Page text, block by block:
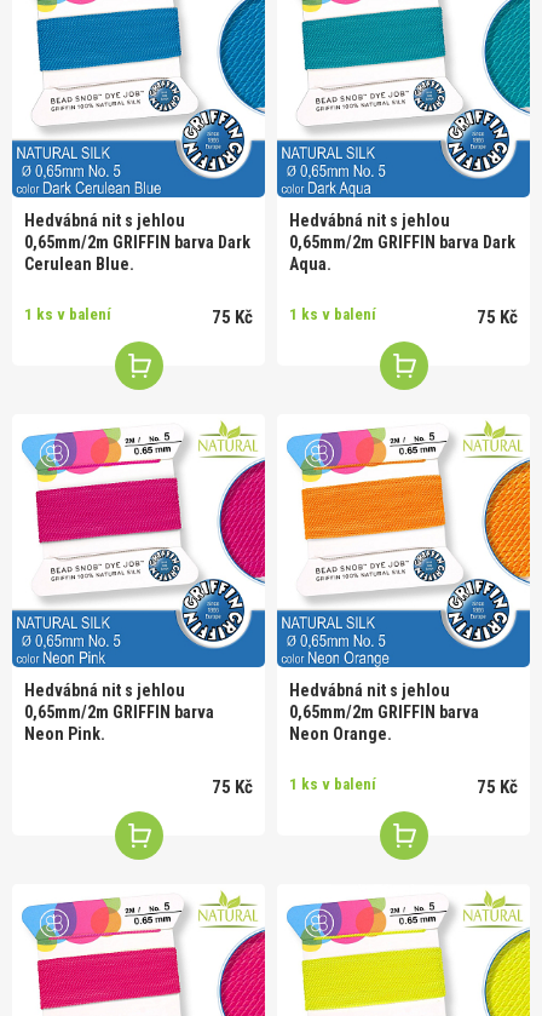
Hedvábná nit s jehlou
0,65mm/2m GRIFFIN barva Dark
Cerulean Blue.
1 ks v balení 75 Kč
Hedvábná nit s jehlou
0,65mm/2m GRIFFIN barva Dark
Aqua.
1 ks v balení 75 Kč
Hedvábná nit s jehlou
0,65mm/2m GRIFFIN barva
Neon Pink.
75 Kč
Hedvábná nit s jehlou
0,65mm/2m GRIFFIN barva
Neon Orange.
1 ks v balení 75 Kč